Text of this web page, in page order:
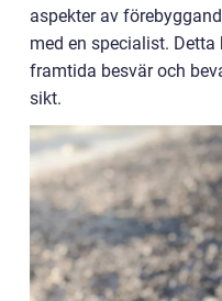
aspekter av
med en specialist.
framtida besvär och
sikt.